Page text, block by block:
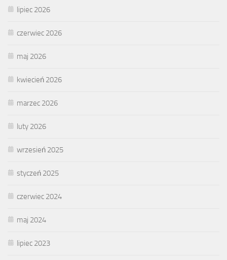
lipiec 2026
czerwiec 2026
maj 2026
kwiecień 2026
marzec 2026
luty 2026
wrzesień 2025
styczeń 2025
czerwiec 2024
maj 2024
lipiec 2023